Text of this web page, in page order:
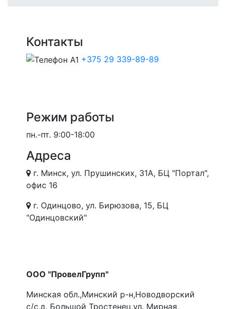
Контакты
+375 29 339-89-89
Режим работы
пн.-пт. 9:00-18:00
Адреса
г. Минск, ул. Прушинских, 31А, БЦ "Портал",
офис 16
г. Одинцово, ул. Бирюзова, 15, БЦ
"Одинцовский"
ООО "ПровелГрупп"
Минская обл.,Минский р-н,Новодворский
с/с,д. Большой Тростенец,ул. Мирная,